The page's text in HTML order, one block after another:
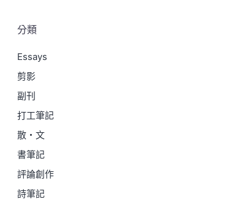
分類
Essays
剪影
副刊
打工筆記
散・文
書筆記
評論創作
詩筆記